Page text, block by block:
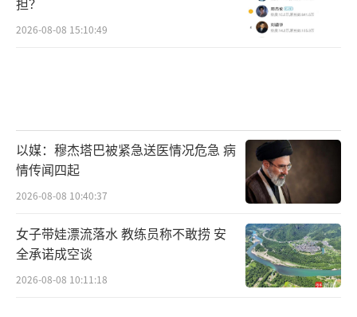
2026-08-08 15:10:49
以媒：穆杰塔巴被紧急送医情况危急 病
情传闻四起
2026-08-08 10:40:37
女子带娃漂流落水 教练员称不敢捞 安
全承诺成空谈
2026-08-08 10:11:18